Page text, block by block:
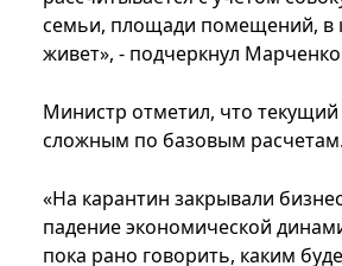
семьи, площади помещений, в
живет», - подчеркнул
Министр отметил, что текущий
сложным по базовым расчетам.
«На карантин закрывали
падение экономической
пока рано говорить, каким